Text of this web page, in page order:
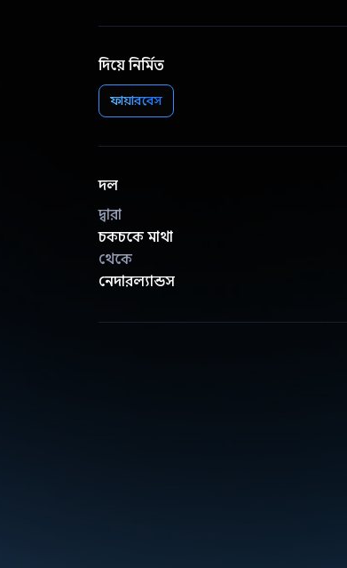
দিয়ে নির্মিত
ফায়ারবেস
দল
দ্বারা
চকচকে মাথা
থেকে
নেদারল্যান্ডস